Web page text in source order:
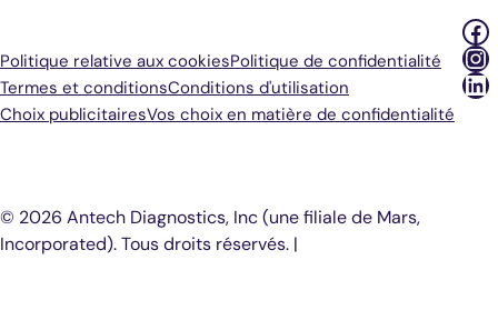
Politique relative aux cookiesPolitique de confidentialité
Termes et conditionsConditions d'utilisation
Choix publicitairesVos choix en matière de confidentialité
© 2026 Antech Diagnostics, Inc (une filiale de Mars,
Incorporated). Tous droits réservés. |